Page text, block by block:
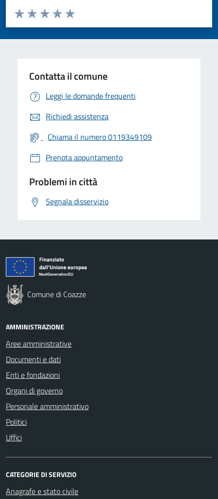
Valuta da 1 a 5 stelle la pagina
Valuta 5 stelle su 5
Valuta 4 stelle su 5
Valuta 3 stelle su 5
Valuta 2 stelle su 5
Valuta 1 stelle su 5
Contatta il comune
Leggi le domande frequenti
Richiedi assistenza
Chiama il numero 0119349109
Prenota appuntamento
Problemi in città
Segnala disservizio
Comune di Coazze
AMMINISTRAZIONE
Aree amministrative
Documenti e dati
Enti e fondazioni
Organi di governo
Personale amministrativo
Politici
Uffici
CATEGORIE DI SERVIZIO
Anagrafe e stato civile